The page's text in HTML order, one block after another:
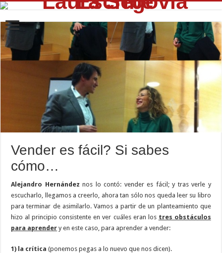
Vender es fácil? Si sabes
cómo…
Alejandro Hernández nos lo contó: vender es fácil; y tras verle y
escucharlo, llegamos a creerlo, ahora tan sólo nos queda leer su libro
para terminar de asimilarlo. Vamos a partir de un planteamiento que
hizo al principio consistente en ver cuáles eran los tres obstáculos
para aprender y en este caso, para aprender a vender:
1) la crítica (ponemos pegas a lo nuevo que nos dicen).